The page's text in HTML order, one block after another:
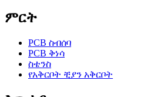
ምርት
PCB ስብሰባ
PCB ቅነሳ
ስቴንስ
የአቅርቦት ቺያን አቅርቦት